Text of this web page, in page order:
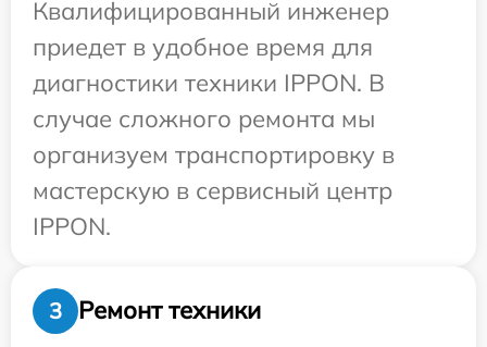
Квалифицированный инженер
приедет в удобное время для
диагностики техники IPPON. В
случае сложного ремонта мы
организуем транспортировку в
мастерскую в сервисный центр
IPPON.
3
Ремонт техники